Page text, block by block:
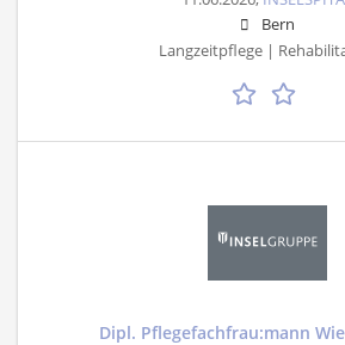
Bern
Langzeitpflege |
Dipl. Pflegefachfrau:mann